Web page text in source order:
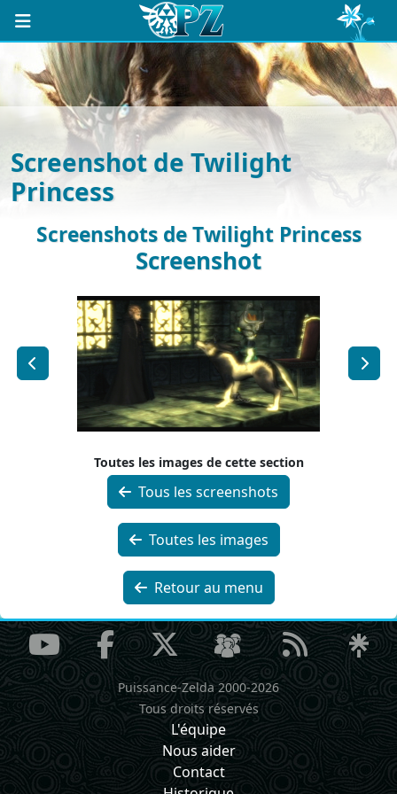
Screenshot de Twilight
Princess
Screenshots de Twilight Princess
Screenshot
Toutes les images de cette section
Tous les screenshots
Toutes les images
Retour au menu
Puissance-Zelda 2000-2026
Tous droits réservés
L'équipe
Nous aider
Contact